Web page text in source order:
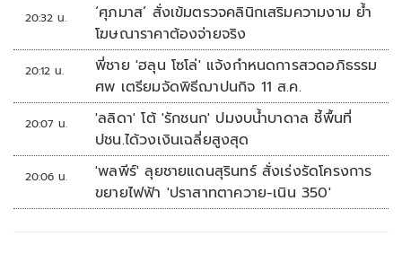
20:32 น.
‘ศุภมาส’ สั่งเข้มตรวจคลินิกเสริมความงาม ย้ำ
โฆษณาราคาต้องจ่ายจริง
20:12 น.
พี่ชาย 'ฮลุน โซโล่' แจ้งกำหนดการสวดอภิธรรม
ศพ เตรียมจัดพิธีฌาปนกิจ 11 ส.ค.
20:07 น.
'ลลิดา' โต้ 'รักชนก' ปมงบน้ำบาดาล ชี้พื้นที่
ปชน.ได้วงเงินเฉลี่ยสูงสุด
20:06 น.
'พลพีร์' ลุยชายแดนสุรินทร์ สั่งเร่งรัดโครงการ
ขยายไฟฟ้า 'ปราสาทตาควาย-เนิน 350'